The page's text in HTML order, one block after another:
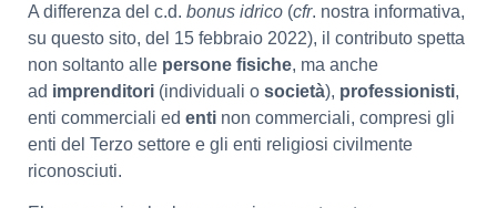
A differenza del c.d. bonus idrico (cfr. nostra informativa,
su questo sito, del 15 febbraio 2022), il contributo spetta
non soltanto alle persone fisiche, ma anche
ad imprenditori (individuali o società), professionisti,
enti commerciali ed enti non commerciali, compresi gli
enti del Terzo settore e gli enti religiosi civilmente
riconosciuti.